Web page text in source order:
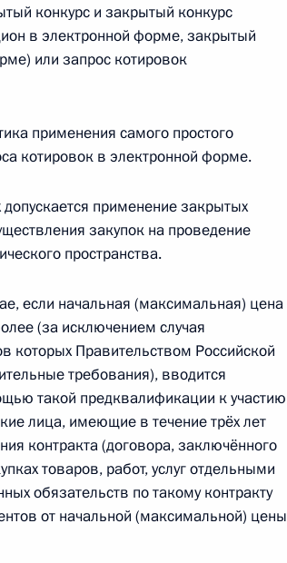
Российской Федерации
нужд
признаваемых общественно
Единого государственного
конкурс и закрытый конкурс
в электронной форме, закрытый
или запрос котировок
применения самого простого
котировок в электронной форме.
применение закрытых
закупок на проведение
пространства.
если начальная (максимальная) цена
(за исключением случая
которых Правительством Российской
требования), вводится
такой предквалификации к участию
лица, имеющие в течение трёх лет
контракта (договора, заключённого
товаров, работ, услуг отдельными
обязательств по такому контракту
от начальной (максимальной) цены